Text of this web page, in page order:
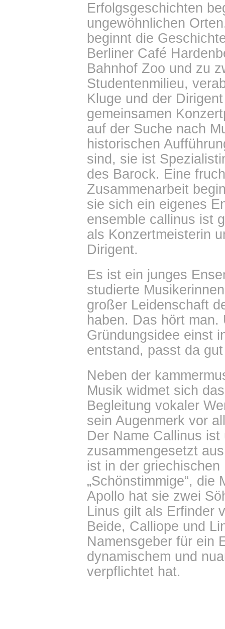
Erfolgsgeschichten
ungewöhnlichen
beginnt die
Berliner Café
Bahnhof Zoo und zu
Studentenmilieu,
Kluge und der
gemeinsamen
auf der Suche nach
historischen
sind, sie ist
des Barock. Eine
Zusammenarbeit
sie sich ein eigenes
ensemble callinus ist
als Konzertmeisterin
Dirigent.
Es ist ein junges
studierte
großer Leidenschaft
haben. Das hört man.
Gründungsidee einst
entstand, passt da
Neben der
Musik widmet sich
Begleitung vokaler
sein Augenmerk vor
Der Name Callinus
zusammengesetzt
ist in der griechischen
„Schönstimmige“, die
Apollo hat sie zwei
Linus gilt als Erfinder
Beide, Calliope und
Namensgeber für ein
dynamischem und
verpflichtet hat.